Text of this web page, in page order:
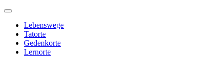
Skip
contentLebenswege
Tatorte
Gedenkorte
Lernorte